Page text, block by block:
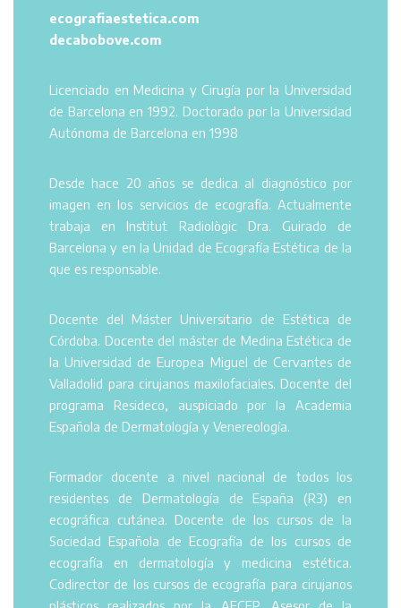
ecografiaestetica.com
decabobove.com
Licenciado en Medicina y Cirugía por la Universidad
de Barcelona en 1992. Doctorado por la Universidad
Autónoma de Barcelona en 1998
Desde hace 20 años se dedica al diagnóstico por
imagen en los servicios de ecografía. Actualmente
trabaja en Institut Radiològic Dra. Guirado de
Barcelona y en la Unidad de Ecografía Estética de la
que es responsable.
Docente del Máster Universitario de Estética de
Córdoba. Docente del máster de Medina Estética de
la Universidad de Europea Miguel de Cervantes de
Valladolid para cirujanos maxilofaciales. Docente del
programa Resideco, auspiciado por la Academia
Española de Dermatología y Venereología.
Formador docente a nivel nacional de todos los
residentes de Dermatología de España (R3) en
ecográfica cutánea. Docente de los cursos de la
Sociedad Española de Ecografía de los cursos de
ecografía en dermatología y medicina estética.
Codirector de los cursos de ecografía para cirujanos